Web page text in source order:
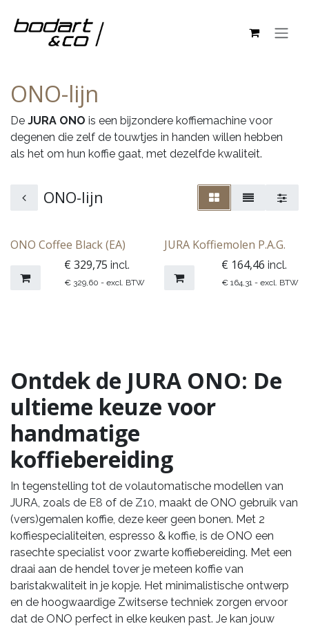
ONO-lijn
De JURA ONO is een bijzondere koffiemachine voor
degenen die zelf de touwtjes in handen willen hebben
als het om hun koffie gaat, met dezelfde kwaliteit.
ONO-lijn
ONO Coffee Black (EA)
€ 329,75 incl.
€ 329,60 - excl. BTW
JURA Koffiemolen P.A.G.
€ 164,46 incl.
€ 164,31 - excl. BTW
Ontdek de JURA ONO: De
ultieme keuze voor
handmatige
koffiebereiding
In tegenstelling tot de volautomatische modellen van
JURA, zoals de E8 of de Z10 , maakt de ONO gebruik van
(vers)gemalen koffie, deze keer geen bonen. Met 2
koffiespecialiteiten, espresso & koffie, is de ONO een
rasechte specialist voor zwarte koffiebereiding. Met een
draai aan de hendel tover je meteen koffie van
baristakwaliteit in je kopje. Het minimalistische ontwerp
en de hoogwaardige Zwitserse techniek zorgen ervoor
dat de ONO perfect in elke keuken past. Je kan jouw